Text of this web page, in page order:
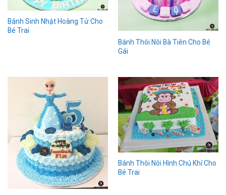
Bánh Sinh Nhật Hoàng Tử Cho
Bé Trai
Bánh Thôi Nôi Bà Tiên Cho Bé
Gái
Bánh Thôi Nôi Hình Chú Khỉ Cho
Bé Trai